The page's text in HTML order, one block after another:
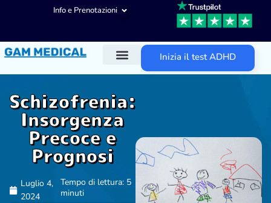
Info e Prenotazioni
Inizia il test ADHD
Schizofrenia:
Insorgenza
Precoce e
Prognosi
Luglio 4,
2024
Tempo di lettura: 5
minuti